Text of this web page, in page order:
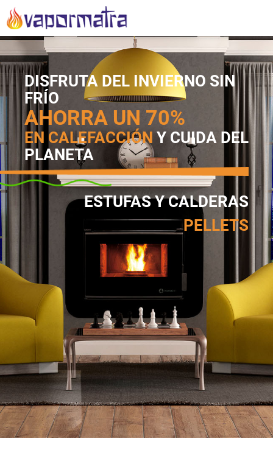
DISFRUTA DEL INVIERNO SIN
FRÍO
AHORRA UN 70%
EN CALEFACCIÓN Y CUIDA DEL
PLANETA
ESTUFAS Y CALDERAS
PELLETS